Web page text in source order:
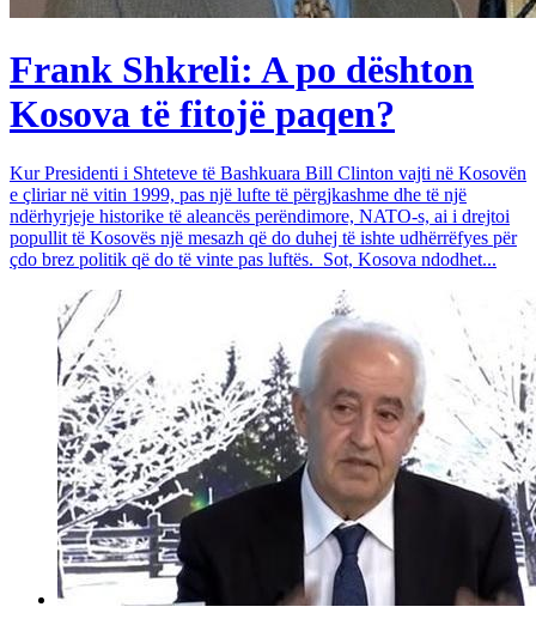
Frank Shkreli: A po dështon
Kosova të fitojë paqen?
Kur Presidenti i Shteteve të Bashkuara Bill Clinton vajti në Kosovën
e çliriar në vitin 1999, pas një lufte të përgjkashme dhe të një
ndërhyrjeje historike të aleancës perëndimore, NATO-s, ai i drejtoi
popullit të Kosovës një mesazh që do duhej të ishte udhërrëfyes për
çdo brez politik që do të vinte pas luftës. Sot, Kosova ndodhet...